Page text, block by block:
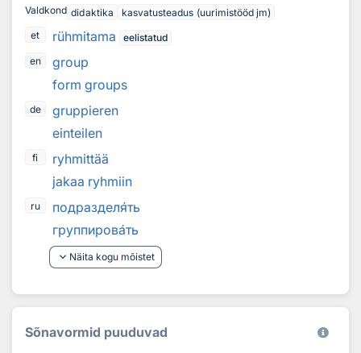
Valdkond didaktika
kasvatusteadus (uurimistööd jm)
et
rühmitama
eelistatud
en
group
form groups
de
gruppieren
einteilen
fi
ryhmittää
jakaa ryhmiin
ru подразделять
группировать
keyboard_arrow_down Näita kogu mõistet
Sõnavormid puuduvad